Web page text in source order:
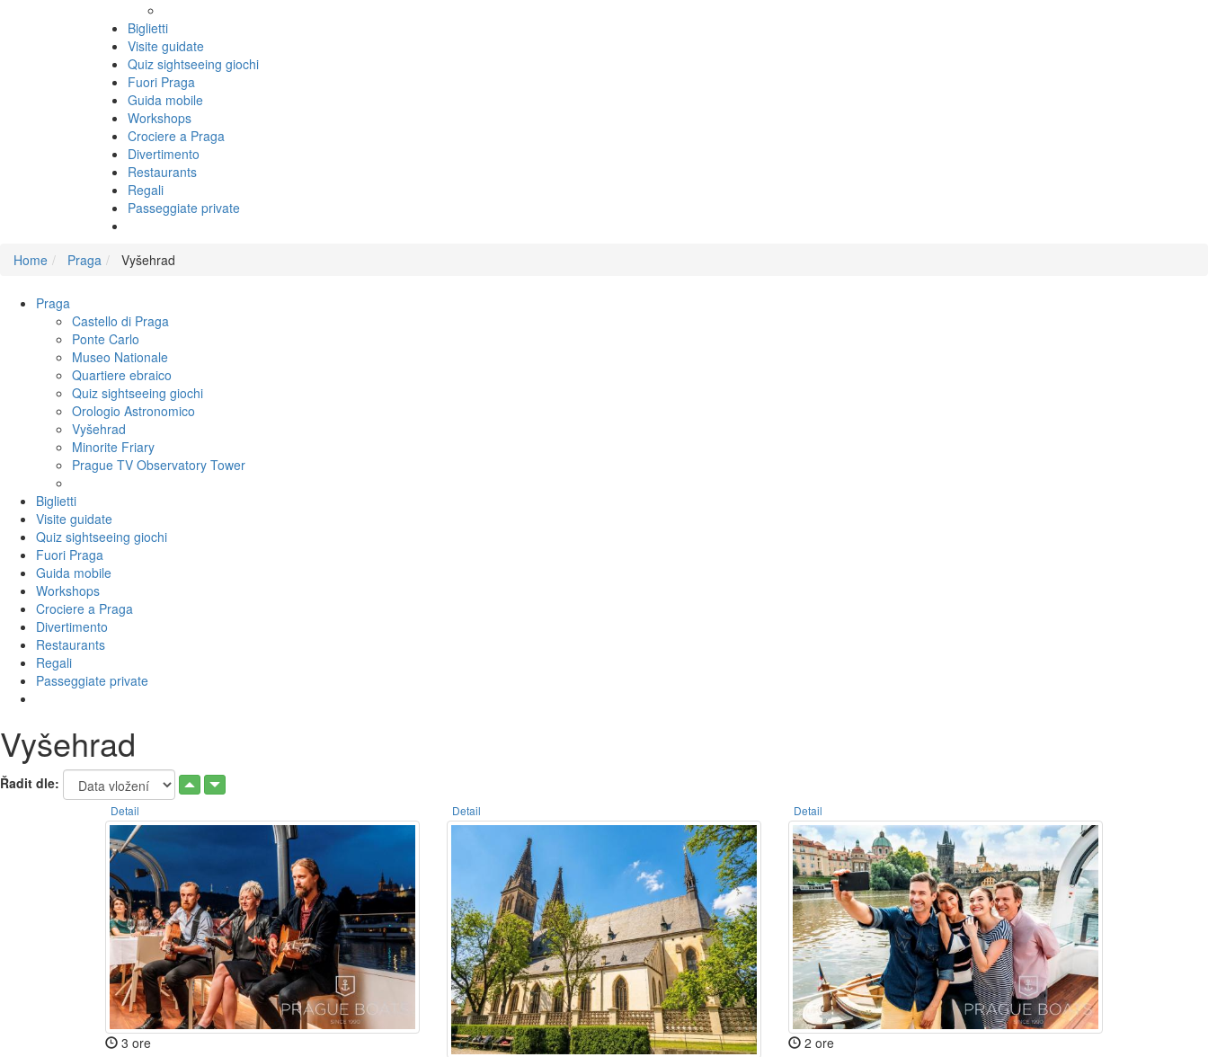
Biglietti
Visite guidate
Quiz sightseeing giochi
Fuori Praga
Guida mobile
Workshops
Crociere a Praga
Divertimento
Restaurants
Regali
Passeggiate private
Home Praga Vyšehrad
Praga
Castello di Praga
Ponte Carlo
Museo Nationale
Quartiere ebraico
Quiz sightseeing giochi
Orologio Astronomico
Vyšehrad
Minorite Friary
Prague TV Observatory Tower
Biglietti
Visite guidate
Quiz sightseeing giochi
Fuori Praga
Guida mobile
Workshops
Crociere a Praga
Divertimento
Restaurants
Regali
Passeggiate private
Vyšehrad
Řadit dle:
Detail
3 ore
Detail Detail
2 ore